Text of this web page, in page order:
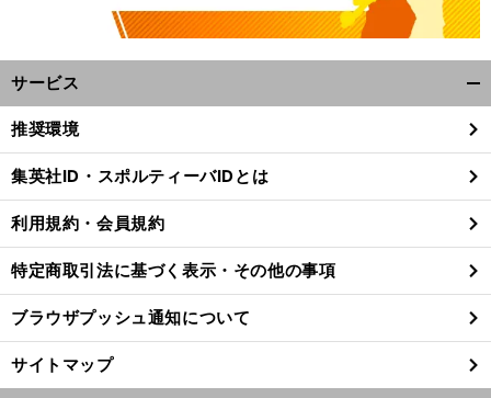
サービス
閉
る
推奨環境
集英社ID・スポルティーバIDとは
利用規約・会員規約
特定商取引法に基づく表示・その他の事項
ブラウザプッシュ通知について
サイトマップ